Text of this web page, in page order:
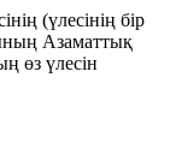
(үлесiнiң бiр
Азаматтық
өз үлесiн